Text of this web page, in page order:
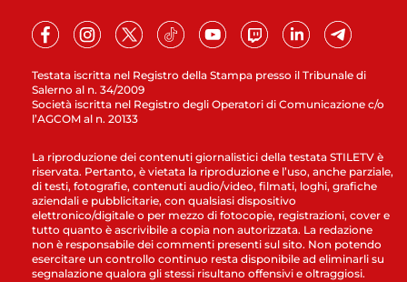
Testata iscritta nel Registro della Stampa presso il Tribunale di
Salerno al n. 34/2009
Società iscritta nel Registro degli Operatori di Comunicazione c/o
l’AGCOM al n. 20133
La riproduzione dei contenuti giornalistici della testata STILETV è
riservata. Pertanto, è vietata la riproduzione e l’uso, anche parziale,
di testi, fotografie, contenuti audio/video, filmati, loghi, grafiche
aziendali e pubblicitarie, con qualsiasi dispositivo
elettronico/digitale o per mezzo di fotocopie, registrazioni, cover e
tutto quanto è ascrivibile a copia non autorizzata. La redazione
non è responsabile dei commenti presenti sul sito. Non potendo
esercitare un controllo continuo resta disponibile ad eliminarli su
segnalazione qualora gli stessi risultano offensivi e oltraggiosi.